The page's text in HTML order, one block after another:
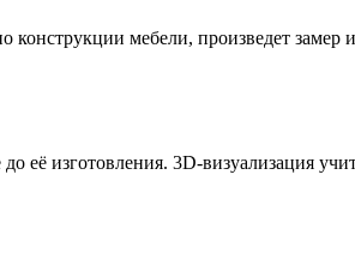
конструкции мебели, произведет
её изготовления. 3D-визуализация